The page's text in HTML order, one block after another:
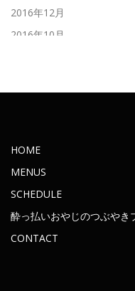
2016年12月
2016年10月
2015年11月
2015年9月
2015年7月
2015年5月
2015年3月
HOME
MENUS
SCHEDULE
酔っ払いおやじのつぶやき
CONTACT